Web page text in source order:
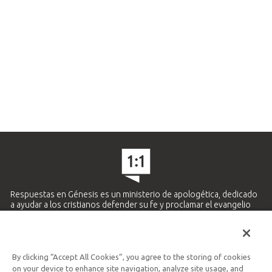
Respuestas en Génesis es un ministerio de apologética, dedicado
a ayudar a los cristianos defender su fe y proclamar el evangelio
Ministerio Hispano y Latinoamericano
By clicking “Accept All Cookies”, you agree to the storing of cookies
on your device to enhance site navigation, analyze site usage, and